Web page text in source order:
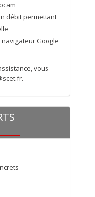
débit permettant
navigateur Google
vous